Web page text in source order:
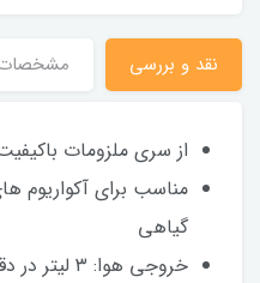
نقد و بررسی
از سری ملزومات
مناسب برای آکواریوم
گیاهی
خروجی هوا: ۳ لیتر در دقیقه